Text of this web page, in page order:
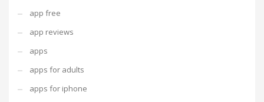
app free
app reviews
apps
apps for adults
apps for iphone